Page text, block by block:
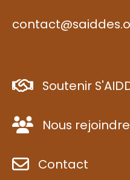
Soutenir
Nous rejoindre
Contact